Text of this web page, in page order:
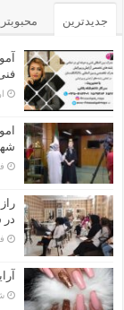
جدیدترین
در